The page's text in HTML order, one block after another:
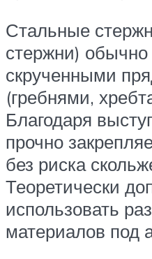
Стальные
стержни) обычно
скрученными
(гребнями,
Благодаря
прочно
без риска
Теоретически
использовать
материалов под